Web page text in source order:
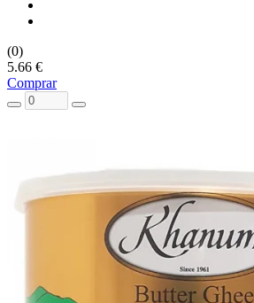
(0)
5.66 €
Comprar